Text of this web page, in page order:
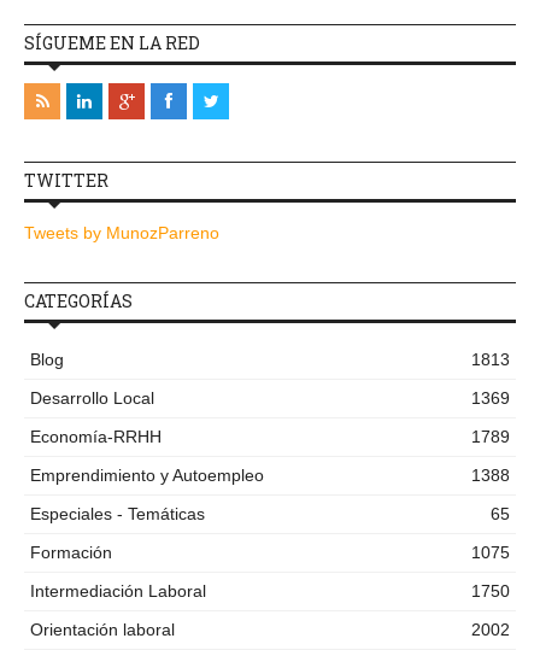
SÍGUEME EN LA RED
TWITTER
Tweets by MunozParreno
CATEGORÍAS
Blog
1813
Desarrollo Local
1369
Economía-RRHH
1789
Emprendimiento y Autoempleo
1388
Especiales - Temáticas
65
Formación
1075
Intermediación Laboral
1750
Orientación laboral
2002